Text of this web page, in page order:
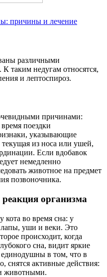
причины и лечение
различными
таким недугам относятся,
и лептоспироз.
причинами:
поездки
указывающие
из носа или ушей,
Если вдобавок
немедленно
животное на предмет
позвоночника.
организма
кота во время сна: у
лапы, уши и веки. Это
происходит, когда
сна, видит яркие
в том, что в
снятся активные действия:
животными.